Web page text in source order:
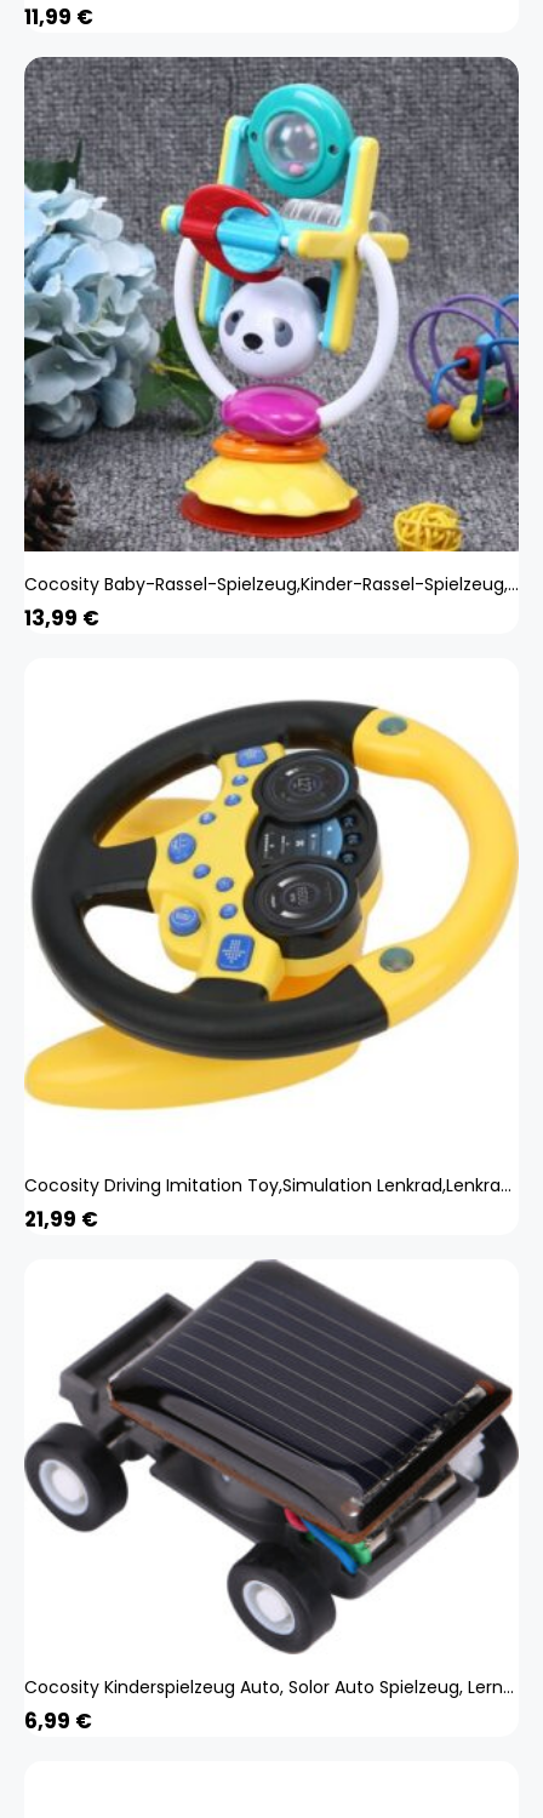
11,99 €
Cocosity Baby-Rassel-Spielzeug,Kinder-Rassel-Spielzeug,Lernspielzeug,Handglocke,Kleinkind-Saugspielzeug
13,99 €
Cocosity Driving Imitation Toy,Simulation Lenkrad,Lenkrad Spielzeug,Simulation Lenkrad Spielzeug,Lernspielzeug,Kinder Early Education Toy
21,99 €
Cocosity Kinderspielzeug Auto, Solor Auto Spielzeug, Lernspielzeug, Kinderspielzeug, Technologie Spielzeug
6,99 €